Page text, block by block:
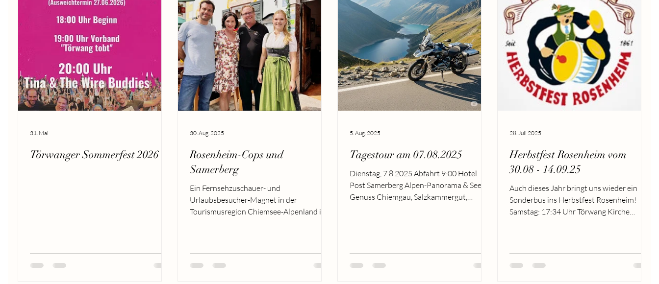
Törwanger Sommerfest 2026 ☀️
31. Mai
Rosenheim-Cops und
Samerberg
Ein Fernsehzuschauer- und
Urlaubsbesucher-Magnet in der
Tourismusregion Chiemsee-Alpenland ist
30. Aug. 2025
Tagestour am 07.08.2025
Dienstag, 7.8.2025 Abfahrt 9:00 Hotel
Post Samerberg Alpen-Panorama & Seen-
Genuss Chiemgau, Salzkammergut,
5. Aug. 2025
Herbstfest Rosenheim vom
30.08 - 14.09.25
Auch dieses Jahr bringt uns wieder ein
Sonderbus ins Herbstfest Rosenheim!
Samstag: 17:34 Uhr Törwang Kirche
28. Juli 2025